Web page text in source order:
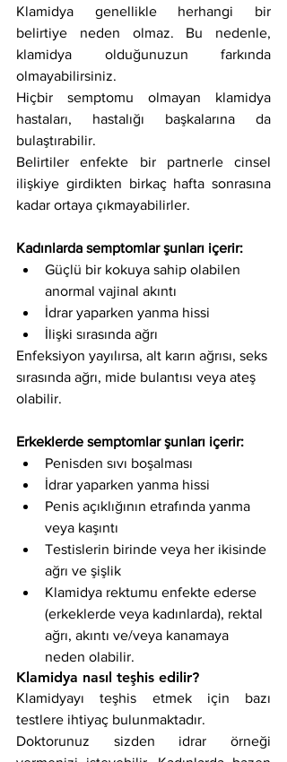
Klamidya genellikle herhangi bir
belirtiye neden olmaz. Bu nedenle,
klamidya olduğunuzun farkında
olmayabilirsiniz.
Hiçbir semptomu olmayan klamidya
hastaları, hastalığı başkalarına da
bulaştırabilir.
Belirtiler enfekte bir partnerle cinsel
ilişkiye girdikten birkaç hafta sonrasına
kadar ortaya çıkmayabilirler.
Kadınlarda semptomlar şunları içerir:
Güçlü bir kokuya sahip olabilen
anormal vajinal akıntı
İdrar yaparken yanma hissi
İlişki sırasında ağrı
Enfeksiyon yayılırsa, alt karın ağrısı, seks
sırasında ağrı, mide bulantısı veya ateş
olabilir.
Erkeklerde semptomlar şunları içerir:
Penisden sıvı boşalması
İdrar yaparken yanma hissi
Penis açıklığının etrafında yanma
veya kaşıntı
Testislerin birinde veya her ikisinde
ağrı ve şişlik
Klamidya rektumu enfekte ederse
(erkeklerde veya kadınlarda), rektal
ağrı, akıntı ve/veya kanamaya
neden olabilir.
Klamidya nasıl teşhis edilir?
Klamidyayı teşhis etmek için bazı
testlere ihtiyaç bulunmaktadır.
Doktorunuz sizden idrar örneği